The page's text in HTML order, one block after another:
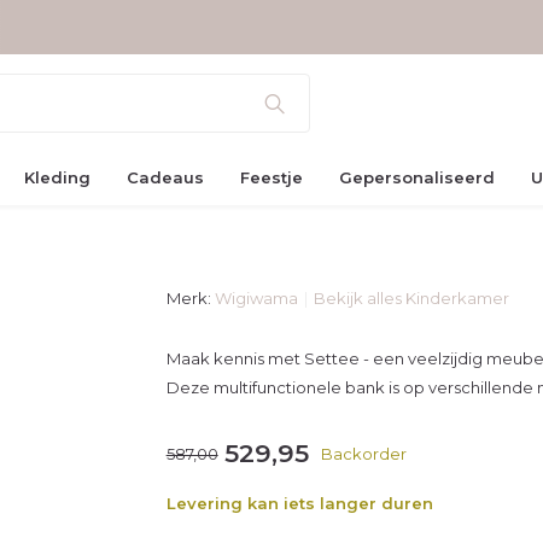
Kleding Cadeaus Feestje Gepersonaliseerd
Merk: Wigiwama Bekijk alles Kinderkamer
Maak kennis met Settee - een veelzijdig
Deze multifunctionele bank is op verschillende
587,00 529,95 Backorder
Levering kan iets langer duren